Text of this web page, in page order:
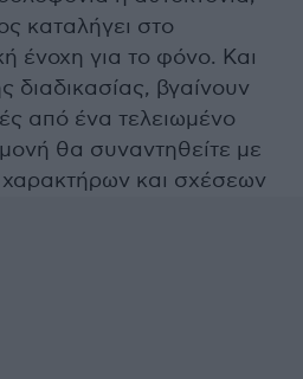
καταλήγει στο
ένοχη για το φόνο. Και
διαδικασίας, βγαίνουν
από ένα τελειωμένο
θα συναντηθείτε με
και σχέσεων